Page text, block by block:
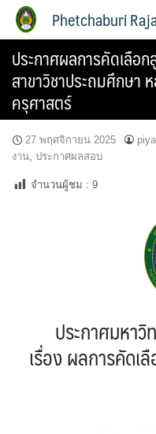
Phetchaburi
ประกาศผลการคัดเลือ
สาขาวิชาประถมศึกษา
ครุศาสตร์
27 พฤศจิกายน 2025
งาน, ประกาศผลสอบ
จำนวนผู้ชม : 9
ประกาศมหา
เรื่อง ผลการคัดเ